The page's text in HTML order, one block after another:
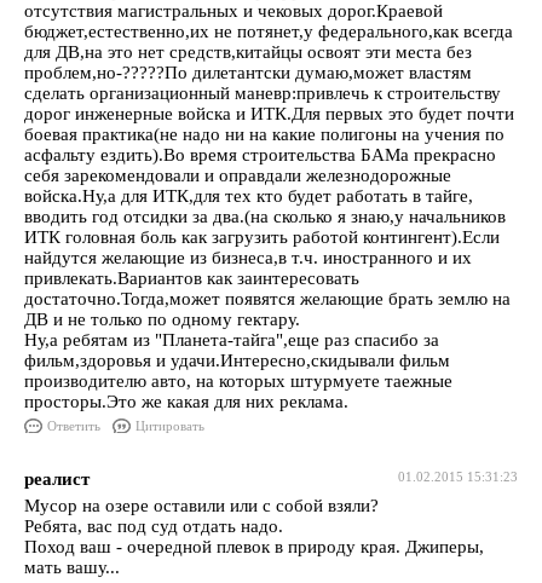
отсутствия магистральных и чековых дорог.Краевой
бюджет,естественно,их не потянет,у федерального,как всегда
для ДВ,на это нет средств,китайцы освоят эти места без
проблем,но-?????По дилетантски думаю,может властям
сделать организационный маневр:привлечь к строительству
дорог инженерные войска и ИТК.Для первых это будет почти
боевая практика(не надо ни на какие полигоны на учения по
асфальту ездить).Во время строительства БАМа прекрасно
себя зарекомендовали и оправдали железнодорожные
войска.Ну,а для ИТК,для тех кто будет работать в тайге,
вводить год отсидки за два.(на сколько я знаю,у начальников
ИТК головная боль как загрузить работой контингент).Если
найдутся желающие из бизнеса,в т.ч. иностранного и их
привлекать.Вариантов как заинтересовать
достаточно.Тогда,может появятся желающие брать землю на
ДВ и не только по одному гектару.
Ну,а ребятам из "Планета-тайга",еще раз спасибо за
фильм,здоровья и удачи.Интересно,скидывали фильм
производителю авто, на которых штурмуете таежные
просторы.Это же какая для них реклама.
Ответить Цитировать
01.02.2015 15:31:23
реалист
Мусор на озере оставили или с собой взяли?
Ребята, вас под суд отдать надо.
Поход ваш - очередной плевок в природу края. Джиперы,
мать вашу...